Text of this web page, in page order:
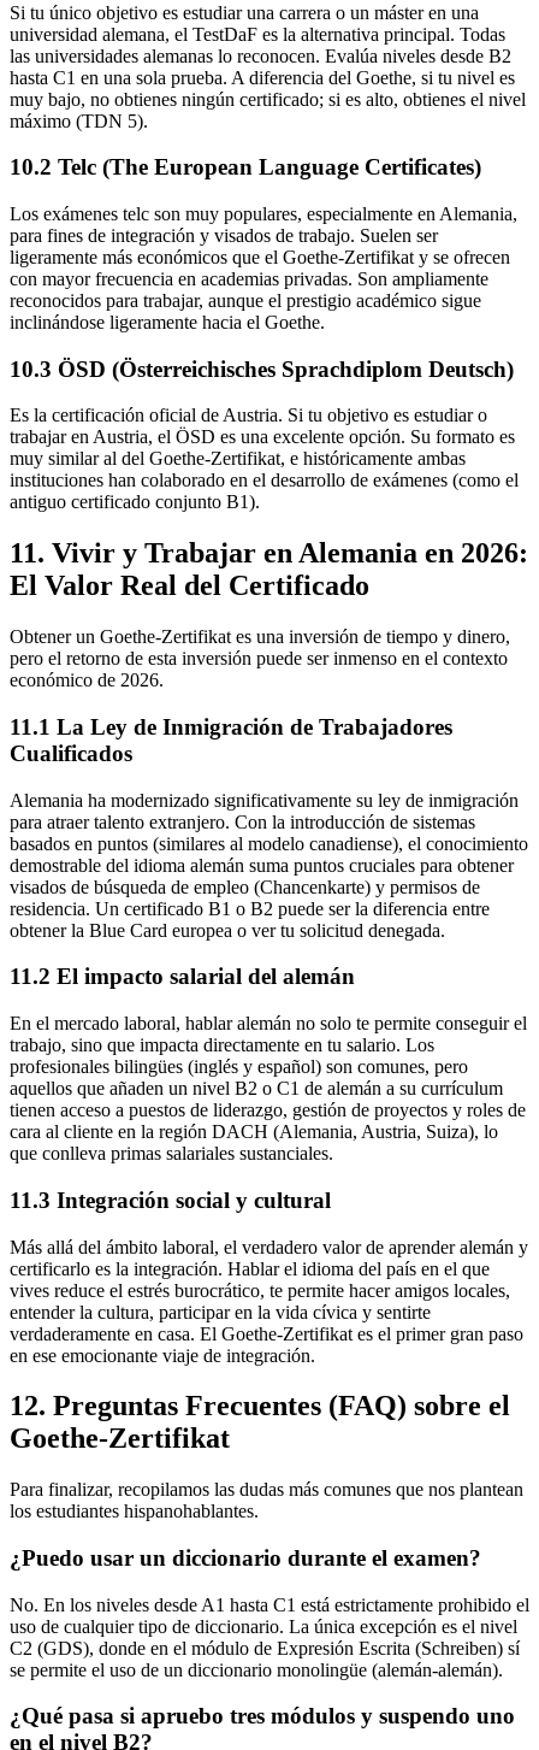
Si tu único objetivo es estudiar una carrera o un máster en una
universidad alemana, el TestDaF es la alternativa principal. Todas
las universidades alemanas lo reconocen. Evalúa niveles desde B2
hasta C1 en una sola prueba. A diferencia del Goethe, si tu nivel es
muy bajo, no obtienes ningún certificado; si es alto, obtienes el nivel
máximo (TDN 5).
10.2 Telc (The European Language Certificates)
Los exámenes telc son muy populares, especialmente en Alemania,
para fines de integración y visados de trabajo. Suelen ser
ligeramente más económicos que el Goethe-Zertifikat y se ofrecen
con mayor frecuencia en academias privadas. Son ampliamente
reconocidos para trabajar, aunque el prestigio académico sigue
inclinándose ligeramente hacia el Goethe.
10.3 ÖSD (Österreichisches Sprachdiplom Deutsch)
Es la certificación oficial de Austria. Si tu objetivo es estudiar o
trabajar en Austria, el ÖSD es una excelente opción. Su formato es
muy similar al del Goethe-Zertifikat, e históricamente ambas
instituciones han colaborado en el desarrollo de exámenes (como el
antiguo certificado conjunto B1).
11. Vivir y Trabajar en Alemania en 2026:
El Valor Real del Certificado
Obtener un Goethe-Zertifikat es una inversión de tiempo y dinero,
pero el retorno de esta inversión puede ser inmenso en el contexto
económico de 2026.
11.1 La Ley de Inmigración de Trabajadores
Cualificados
Alemania ha modernizado significativamente su ley de inmigración
para atraer talento extranjero. Con la introducción de sistemas
basados en puntos (similares al modelo canadiense), el conocimiento
demostrable del idioma alemán suma puntos cruciales para obtener
visados de búsqueda de empleo (Chancenkarte) y permisos de
residencia. Un certificado B1 o B2 puede ser la diferencia entre
obtener la Blue Card europea o ver tu solicitud denegada.
11.2 El impacto salarial del alemán
En el mercado laboral, hablar alemán no solo te permite conseguir el
trabajo, sino que impacta directamente en tu salario. Los
profesionales bilingües (inglés y español) son comunes, pero
aquellos que añaden un nivel B2 o C1 de alemán a su currículum
tienen acceso a puestos de liderazgo, gestión de proyectos y roles de
cara al cliente en la región DACH (Alemania, Austria, Suiza), lo
que conlleva primas salariales sustanciales.
11.3 Integración social y cultural
Más allá del ámbito laboral, el verdadero valor de aprender alemán y
certificarlo es la integración. Hablar el idioma del país en el que
vives reduce el estrés burocrático, te permite hacer amigos locales,
entender la cultura, participar en la vida cívica y sentirte
verdaderamente en casa. El Goethe-Zertifikat es el primer gran paso
en ese emocionante viaje de integración.
12. Preguntas Frecuentes (FAQ) sobre el
Goethe-Zertifikat
Para finalizar, recopilamos las dudas más comunes que nos plantean
los estudiantes hispanohablantes.
¿Puedo usar un diccionario durante el examen?
No. En los niveles desde A1 hasta C1 está estrictamente prohibido el
uso de cualquier tipo de diccionario. La única excepción es el nivel
C2 (GDS), donde en el módulo de Expresión Escrita (Schreiben) sí
se permite el uso de un diccionario monolingüe (alemán-alemán).
¿Qué pasa si apruebo tres módulos y suspendo uno
en el nivel B2?